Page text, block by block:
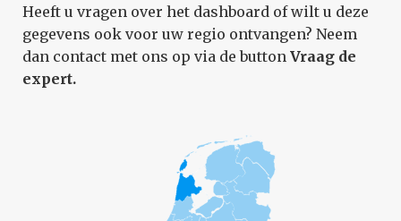
Heeft u vragen over het dashboard of wilt u deze
gegevens ook voor uw regio ontvangen? Neem
dan contact met ons op via de button Vraag de
expert.